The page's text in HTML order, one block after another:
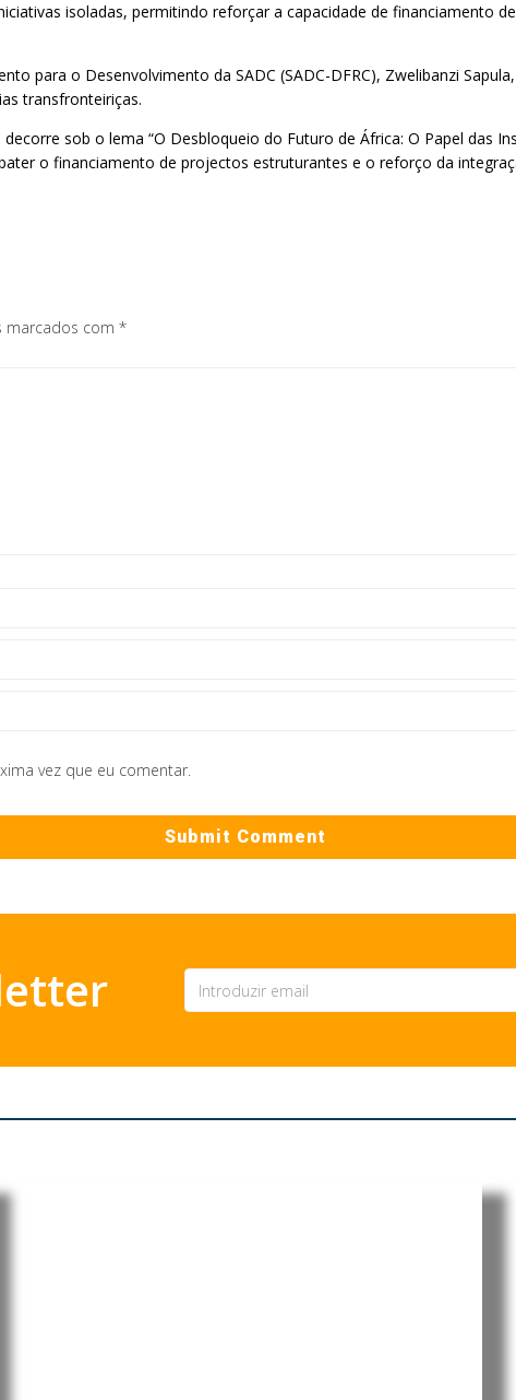
isoladas, permitindo reforçar a capacidade de financiamento
para o Desenvolvimento da SADC (SADC-DFRC), Zwelibanzi
transfronteiriças.
sob o lema “O Desbloqueio do Futuro de África: O Papel das
o financiamento de projectos estruturantes e o reforço da
marcados com *
vez que eu comentar.